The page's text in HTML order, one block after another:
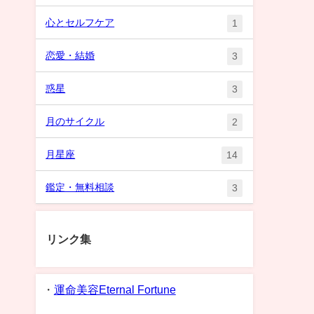
心とセルフケア 1
恋愛・結婚 3
惑星 3
月のサイクル 2
月星座 14
鑑定・無料相談 3
リンク集
・ 運命美容Eternal Fortune